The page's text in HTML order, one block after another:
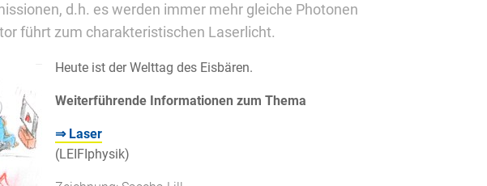
d.h. es werden immer mehr gleiche Photonen
führt zum charakteristischen Laserlicht.
Heute ist der Welttag des Eisbären.
Weiterführende Informationen zum Thema
⇒ Laser
(LEIFIphysik)